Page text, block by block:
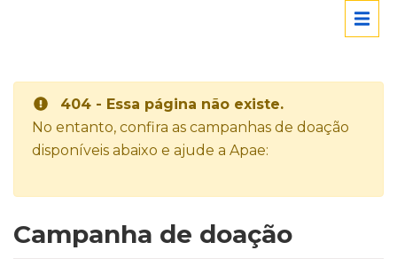
404 - Essa página não existe.
No entanto, confira as campanhas de doação
disponíveis abaixo e ajude a Apae:
Campanha de doação